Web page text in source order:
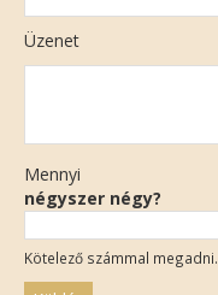
Üzenet
Mennyi
négyszer négy?
Kötelező számmal megadni.